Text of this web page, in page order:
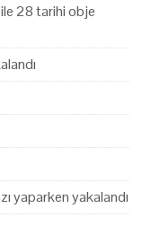
28 tarihi obje
yaparken yakalandı